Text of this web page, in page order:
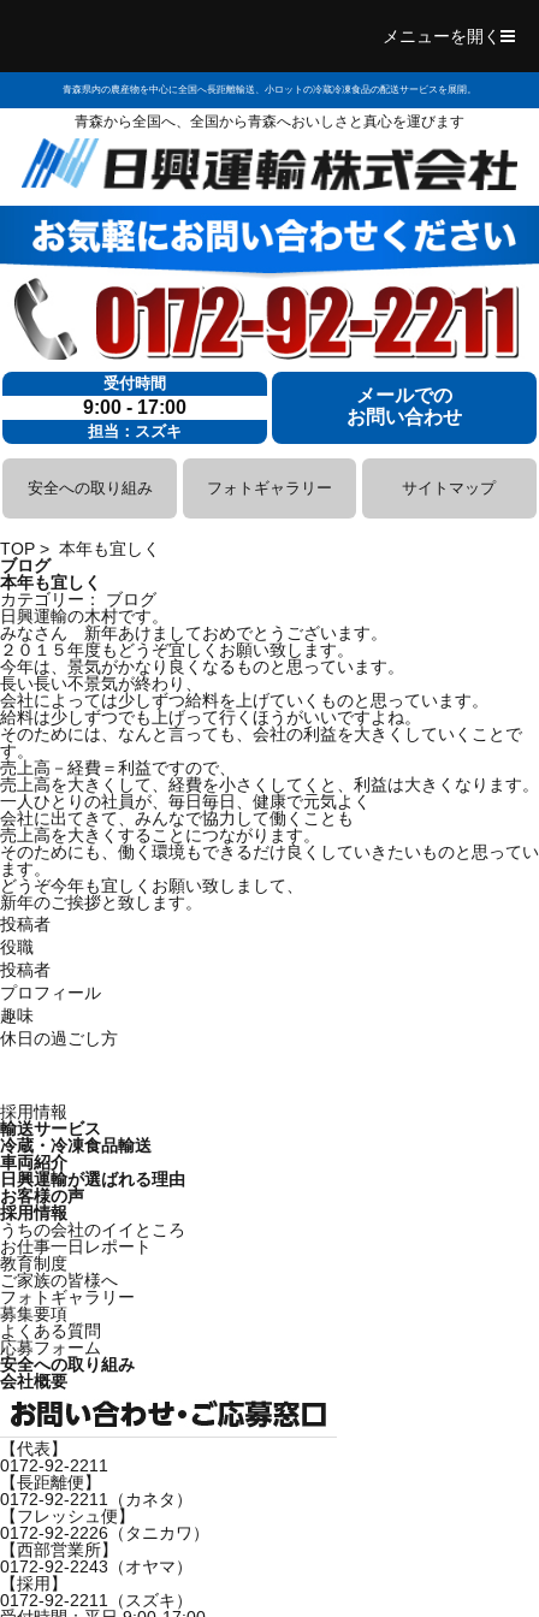
メニューを開く
青森県内の農産物を中心に全国へ長距離輸送、小ロットの冷蔵冷凍食品の配送サービスを展開。
青森から全国へ、全国から青森へおいしさと真心を運びます
受付時間
9:00 - 17:00
担当：スズキ
メールでの
お問い合わせ
安全への取り組み フォトギャラリー サイトマップ
TOP > 本年も宜しく
ブログ
本年も宜しく
カテゴリー： ブログ
日興運輸の木村です。
みなさん 新年あけましておめでとうございます。
２０１５年度もどうぞ宜しくお願い致します。
今年は、景気がかなり良くなるものと思っています。
長い長い不景気が終わり、
会社によっては少しずつ給料を上げていくものと思っています。
給料は少しずつでも上げって行くほうがいいですよね。
そのためには、なんと言っても、会社の利益を大きくしていくことで
す。
売上高－経費＝利益ですので、
売上高を大きくして、経費を小さくしてくと、利益は大きくなります。
一人ひとりの社員が、毎日毎日、健康で元気よく
会社に出てきて、みんなで協力して働くことも
売上高を大きくすることにつながります。
そのためにも、働く環境もできるだけ良くしていきたいものと思ってい
ます。
どうぞ今年も宜しくお願い致しまして、
新年のご挨拶と致します。
投稿者
役職
投稿者
プロフィール
趣味
休日の過ごし方
採用情報
輸送サービス
冷蔵・冷凍食品輸送
車両紹介
日興運輸が選ばれる理由
お客様の声
採用情報
うちの会社のイイところ
お仕事一日レポート
教育制度
ご家族の皆様へ
フォトギャラリー
募集要項
よくある質問
応募フォーム
安全への取り組み
会社概要
【代表】
0172-92-2211
【長距離便】
0172-92-2211
（カネタ）
【フレッシュ便】
0172-92-2226 （タニカワ）
【西部営業所】
0172-92-2243 （オヤマ）
【採用】
0172-92-2211
（スズキ）